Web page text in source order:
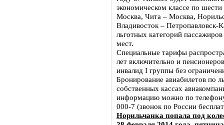
экономическом классе по
Москва, Чита – Москва,
Владивосток – Петропавловск-
льготных категорий
мест.
Специальные тарифы
лет включительно и
инвалид I группы без
Бронирование авиабилетов по
собственных кассах
информацию можно по
000-7 (звонок по России
Норильчанка попала под